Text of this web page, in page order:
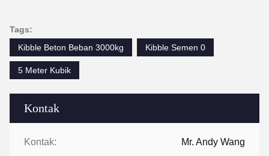
Kontak
Kontak: Mr. Andy Wang
Tags:
Kibble Beton Beban 3000kg
Kibble Semen 0
5 Meter Kubik